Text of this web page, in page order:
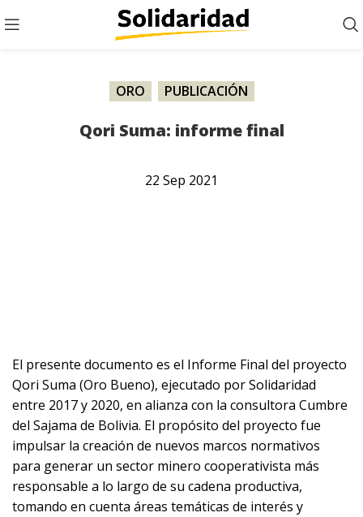
ORO PUBLICACIÓN
Qori Suma: informe final
22 Sep 2021
El presente documento es el Informe Final del proyecto
Qori Suma (Oro Bueno), ejecutado por Solidaridad
entre 2017 y 2020, en alianza con la consultora Cumbre
del Sajama de Bolivia. El propósito del proyecto fue
impulsar la creación de nuevos marcos normativos
para generar un sector minero cooperativista más
responsable a lo largo de su cadena productiva,
tomando en cuenta áreas temáticas de interés y